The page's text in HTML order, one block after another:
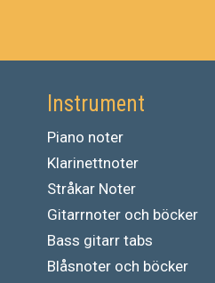
Instrument
Piano noter
Klarinettnoter
Stråkar Noter
Gitarrnoter och böcker
Bass gitarr tabs
Blåsnoter och böcker